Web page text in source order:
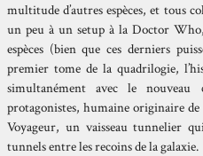
multitude d’autres espèces, et tous
un peu à un setup à la Doctor
espèces (bien que ces derniers
premier tome de la quadrilogie,
simultanément avec le nouveau
protagonistes, humaine originaire de
Voyageur, un vaisseau tunnelier
tunnels entre les recoins de la galaxie.